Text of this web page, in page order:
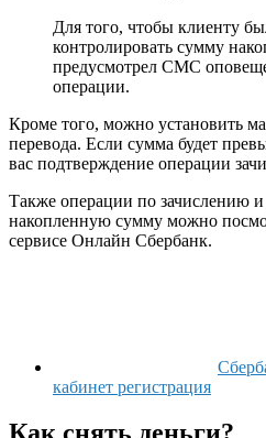
Для того, чтобы клиенту
контролировать сумму
предусмотрел СМС
операции.
Кроме того, можно установить
перевода. Если сумма будет
вас подтверждение операции
Также операции по зачислению
накопленную сумму можно
сервисе Онлайн Сбербанк.
кабинет регистрация